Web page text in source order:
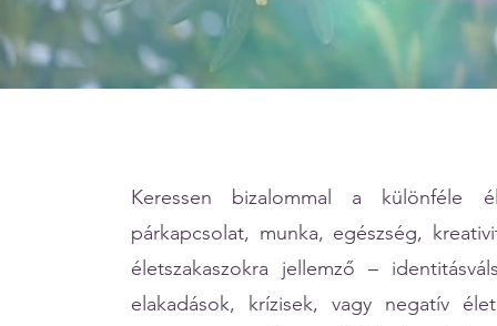
Keressen bizalommal a különféle
párkapcsolat, munka, egészség,
életszakaszokra jellemző –
elakadások, krízisek, vagy negatív